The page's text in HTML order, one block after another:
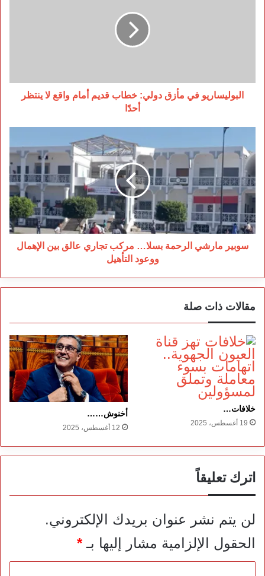
لا
ينتظر
أحدًا
البوليساريو في مأزق دولي: خطاب قديم أمام واقع لا ينتظر
أحدًا
سوبير
مارشي
الرحمة
بسلا…
مركب
تجاري
عالق
بين
الإهمال
ووعود
التأهيل
سوبير مارشي الرحمة بسلا… مركب تجاري عالق بين الإهمال
ووعود التأهيل
مقالات ذات صلة
خلافات…
19 أغسطس، 2025
أخنوش……
12 أغسطس، 2025
اترك تعليقاً
لن يتم نشر عنوان بريدك الإلكتروني.
الحقول الإلزامية مشار إليها بـ*